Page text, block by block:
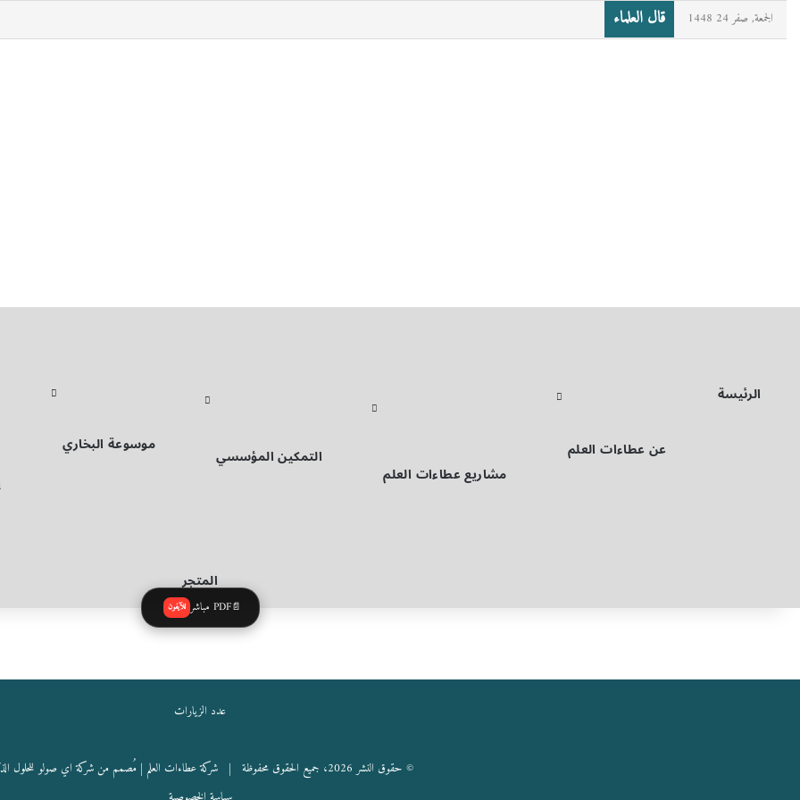
الجمعة, صفر 24 1448 قال العلماء
الرئيسة
عن عطاءات العلم
مشاريع عطاءات العلم
التمكين المؤسسي
موسوعة البخاري
المتجر
📄PDF مباشر للآيفون
عدد الزيارات
© حقوق النشر 2026، جميع الحقوق محفوظة |
شركة عطاءات العلم| مُصمم من شركة اي صولو للحلول